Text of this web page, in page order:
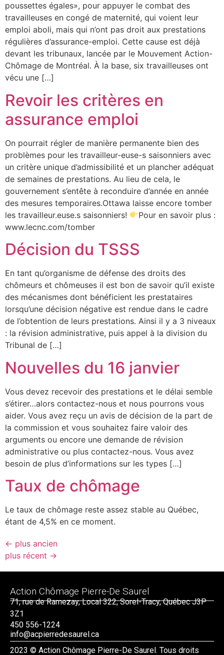
poussettes égales», pour appuyer le combat des
travailleuses en congé de maternité, qui voient leur
emploi aboli, mais qui n’ont pas droit aux prestations
régulières d’assurance-emploi. Cette cause est déjà
devant les tribunaux, lancée par le Mouvement Action-
Chômage de Montréal. À la base, six travailleuses ont
vécu une […]
Revoir les critères en
assurance emploi
On pourrait régler de manière permanente bien des
problèmes pour les travailleur-euse-s saisonniers avec
un critère unique d’admissibilité et un plancher adéquat
de semaines de prestations. Au lieu de cela, le
gouvernement s’entête à reconduire d’année en année
des mesures temporaires.Ottawa laisse encore tomber
les travailleur.euse.s saisonniers!
Pour en savoir plus :
www.lecnc.com/tomber
Décision du TSSS
En tant qu’organisme de défense des droits des
chômeurs et chômeuses il est bon de savoir qu’il existe
des mécanismes dont bénéficient les prestataires
lorsqu’une décision négative est rendue dans le cadre
de l’obtention de leurs prestations. Ainsi il y a 3 niveaux
: la révision administrative, puis appel à la division du
Tribunal de […]
Nouvelles du 16 janvier
Vous devez recevoir des prestations et le délai semble
s’étirer…alors contactez-nous et nous pourrons vous
aider. Vous avez reçu un avis de décision de la part de
la commission et vous souhaitez faire valoir des
arguments ou encore une demande de révision
administrative ou plus contactez-nous. Vous avez
besoin de plus d’informations sur les types […]
Taux de chômage
Le taux de chômage reste assez stable au Québec,
étant de 4,5% en ce moment.
← plus ancien
plus récent →
Action Chômage Pierre-De Saurel
71, rue de Ramezay, Local 322, Sorel-Tracy, Québec J3P
3Z1
450 556-1224
info@acpierredesaurel.ca
2023 © Action Chômage Pierre-De Saurel. Tous droits